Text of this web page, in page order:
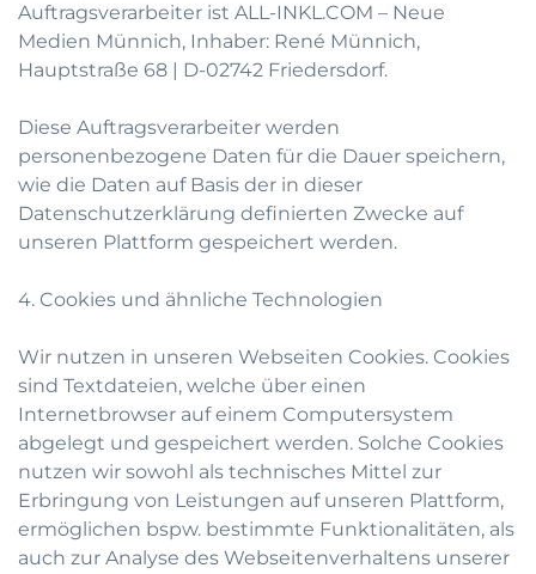
Auftragsverarbeiter ist ALL-INKL.COM – Neue
Medien Münnich, Inhaber: René Münnich,
Hauptstraße 68 | D-02742 Friedersdorf.
Diese Auftragsverarbeiter werden
personenbezogene Daten für die Dauer speichern,
wie die Daten auf Basis der in dieser
Datenschutzerklärung definierten Zwecke auf
unseren Plattform gespeichert werden.
4. Cookies und ähnliche Technologien
Wir nutzen in unseren Webseiten Cookies. Cookies
sind Textdateien, welche über einen
Internetbrowser auf einem Computersystem
abgelegt und gespeichert werden. Solche Cookies
nutzen wir sowohl als technisches Mittel zur
Erbringung von Leistungen auf unseren Plattform,
ermöglichen bspw. bestimmte Funktionalitäten, als
auch zur Analyse des Webseitenverhaltens unserer